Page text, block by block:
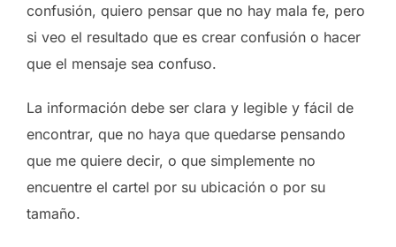
confusión, quiero pensar que no hay mala fe, pero
si veo el resultado que es crear confusión o hacer
que el mensaje sea confuso.
La información debe ser clara y legible y fácil de
encontrar, que no haya que quedarse pensando
que me quiere decir, o que simplemente no
encuentre el cartel por su ubicación o por su
tamaño.